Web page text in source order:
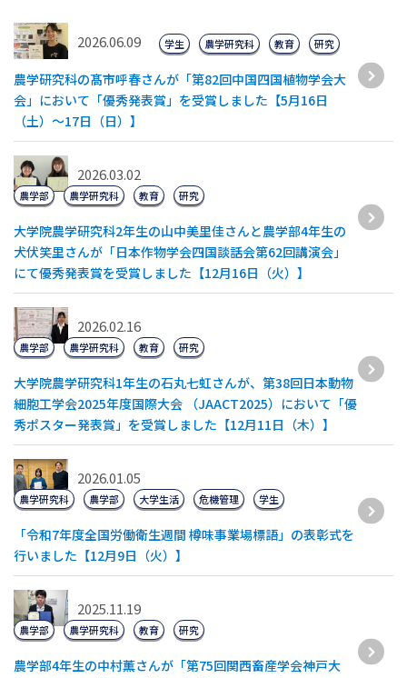
2026.06.09
農学研究科の髙市呼春さんが「第82回中国四国植物学会大
会」において「優秀発表賞」を受賞しました【5月16日
（土）～17日（日）】
学生 農学研究科 教育 研究
2026.03.02
大学院農学研究科2年生の山中美里佳さんと農学部4年生の
犬伏笑里さんが「日本作物学会四国談話会第62回講演会」
にて優秀発表賞を受賞しました【12月16日（火）】
農学部 農学研究科 教育 研究
2026.02.16
大学院農学研究科1年生の石丸七虹さんが、第38回日本動物
細胞工学会2025年度国際大会 （JAACT2025）において「優
秀ポスター発表賞」を受賞しました【12月11日（木）】
農学部 農学研究科 教育 研究
2026.01.05
「令和7年度全国労働衛生週間 樽味事業場標語」の表彰式を
行いました【12月9日（火）】
農学研究科 農学部 大学生活 危機管理 学生
2025.11.19
農学部4年生の中村薫さんが「第75回関西畜産学会神戸大
農学部 農学研究科 教育 研究